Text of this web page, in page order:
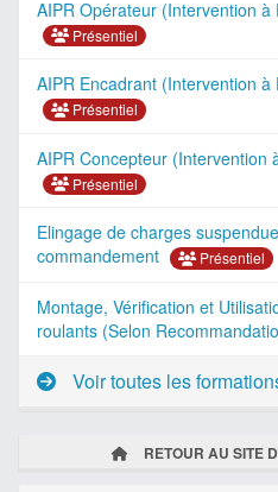
AIPR Opérateur (Intervention à
Présentiel
AIPR Encadrant (Intervention
Présentiel
AIPR Concepteur (Intervention
Présentiel
Elingage de charges
commandement
Présentiel
Montage, Vérification et
roulants (Selon
Voir toutes les
RETOUR AU SITE